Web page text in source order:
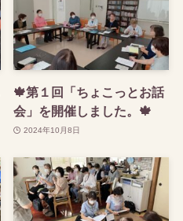
🍁第１回「ちょこっとお話
会」を開催しました。🍁
2024年10月8日